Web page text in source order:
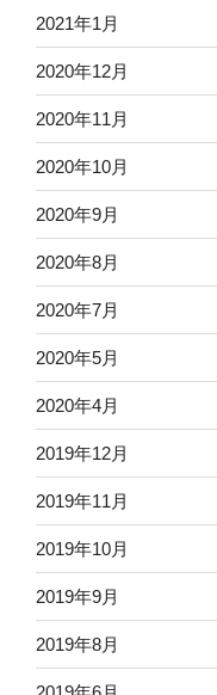
2021年1月
2020年12月
2020年11月
2020年10月
2020年9月
2020年8月
2020年7月
2020年5月
2020年4月
2019年12月
2019年11月
2019年10月
2019年9月
2019年8月